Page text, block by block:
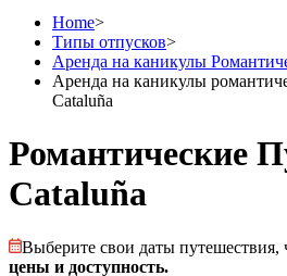
Home>
Типы отпусков>
Аренда на каникулы
Аренда на каникулы
Cataluña
Романтические
Cataluña
Выберите свои даты путешествия,
цены и доступность.